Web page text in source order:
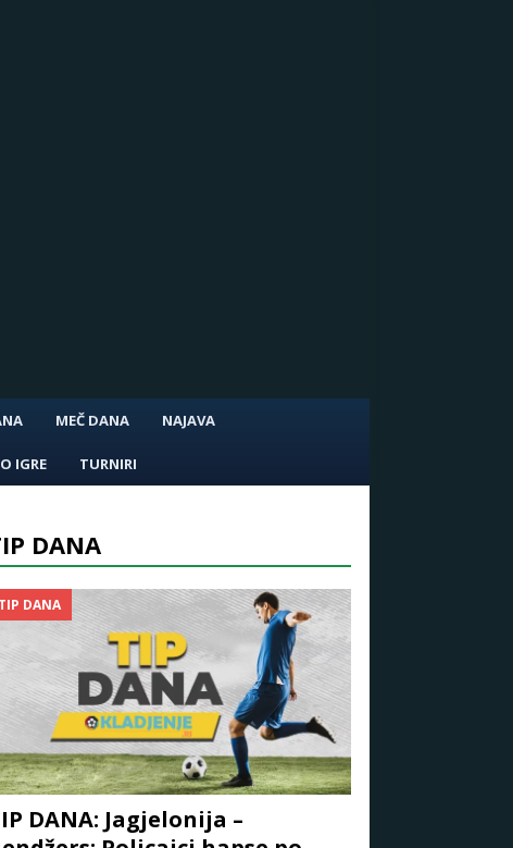
MEČ DANA NAJAVA
IGRE TURNIRI
DANA
TIP DANA
DANA: Jagjelonija –